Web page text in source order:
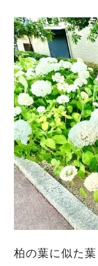
柏の葉に似た